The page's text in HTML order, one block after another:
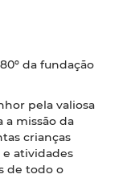
da fundação
pela valiosa
a missão da
crianças
atividades
de todo o